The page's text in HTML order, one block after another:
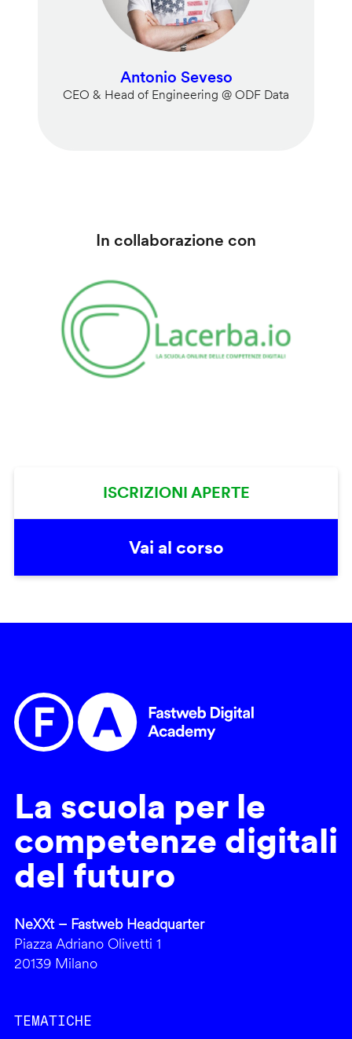
Antonio Seveso
CEO & Head of Engineering @ ODF Data
In collaborazione con
ISCRIZIONI APERTE
Vai al corso
La scuola per le
competenze digitali
del futuro
NeXXt – Fastweb Headquarter
Piazza Adriano Olivetti 1
20139 Milano
TEMATICHE